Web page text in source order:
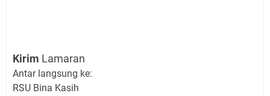
Kirim Lamaran
Antar langsung ke:
RSU Bina Kasih